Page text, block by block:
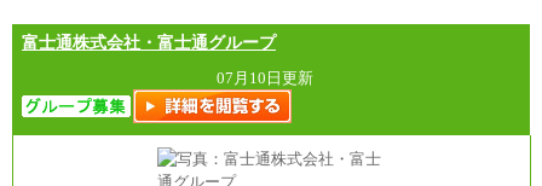
富士通株式会社・富士通グループ
07月10日更新